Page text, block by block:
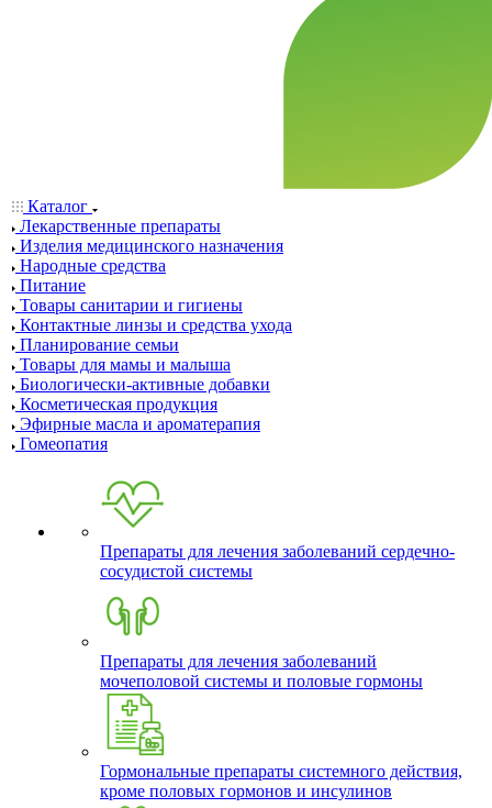
Каталог
Лекарственные препараты
Изделия медицинского назначения
Народные средства
Питание
Товары санитарии и гигиены
Контактные линзы и средства ухода
Планирование семьи
Товары для мамы и малыша
Биологически-активные добавки
Косметическая продукция
Эфирные масла и ароматерапия
Гомеопатия
Препараты для лечения заболеваний сердечно-
сосудистой системы
Препараты для лечения заболеваний
мочеполовой системы и половые гормоны
Гормональные препараты системного действия,
кроме половых гормонов и инсулинов